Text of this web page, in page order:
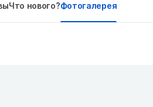
Что нового?Фотогалерея